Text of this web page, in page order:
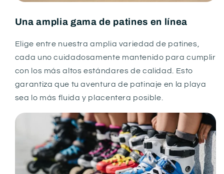
Una amplia gama de patines en línea
Elige entre nuestra amplia variedad de patines,
cada uno cuidadosamente mantenido para cumplir
con los más altos estándares de calidad. Esto
garantiza que tu aventura de patinaje en la playa
sea lo más fluida y placentera posible.